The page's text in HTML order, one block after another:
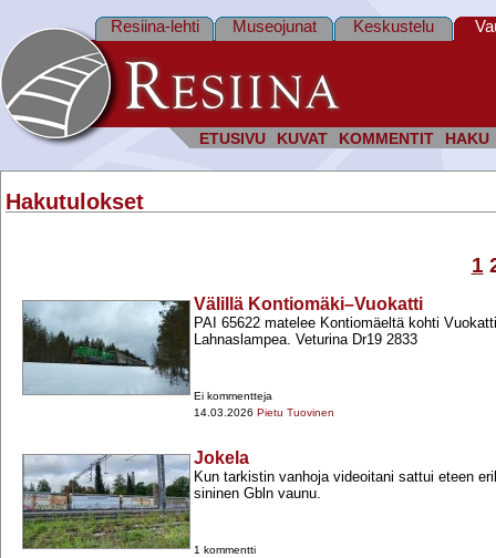
ETUSIVU KUVAT KOMMENTIT HAKU
Resiina-lehti Museojunat Keskustelu
Hakutulokset
1
Välillä Kontiomäki–Vuokatti
PAI 65622 matelee Kontiomäeltä kohti
Lahnaslampea. Veturina Dr19 2833
Ei kommentteja
14.03.2026 Pietu Tuovinen
Jokela
Kun tarkistin vanhoja videoitani sattui eteen
sininen Gbln vaunu.
1 kommentti